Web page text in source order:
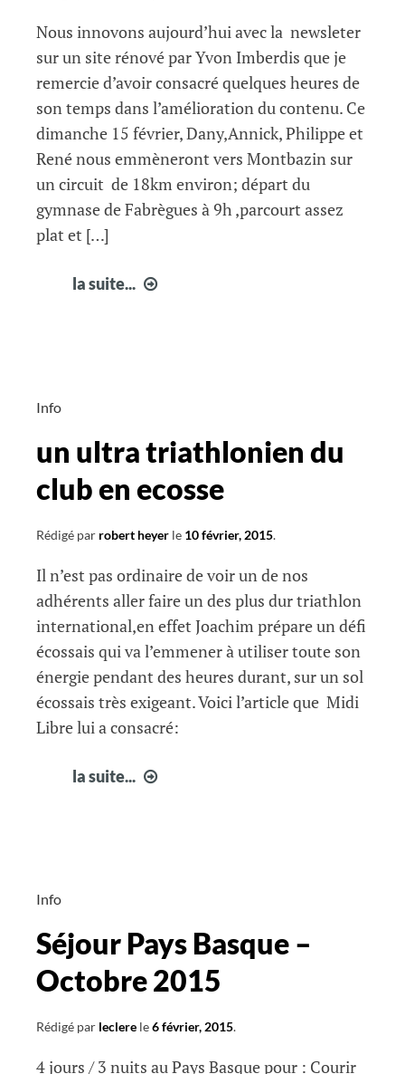
Nous innovons aujourd’hui avec la newsleter
sur un site rénové par Yvon Imberdis que je
remercie d’avoir consacré quelques heures de
son temps dans l’amélioration du contenu. Ce
dimanche 15 février, Dany,Annick, Philippe et
René nous emmèneront vers Montbazin sur
un circuit de 18km environ; départ du
gymnase de Fabrègues à 9h ,parcourt assez
plat et […]
la suite...
Info
un ultra triathlonien du
club en ecosse
Rédigé par robert heyer le 10 février, 2015.
Il n’est pas ordinaire de voir un de nos
adhérents aller faire un des plus dur triathlon
international,en effet Joachim prépare un défi
écossais qui va l’emmener à utiliser toute son
énergie pendant des heures durant, sur un sol
écossais très exigeant. Voici l’article que Midi
Libre lui a consacré:
la suite...
Info
Séjour Pays Basque –
Octobre 2015
Rédigé par leclere le6 février, 2015.
4 jours / 3 nuits au Pays Basque pour : Courir